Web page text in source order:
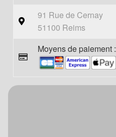
91 Rue de Cernay
51100 Reims
Moyens de paiement :